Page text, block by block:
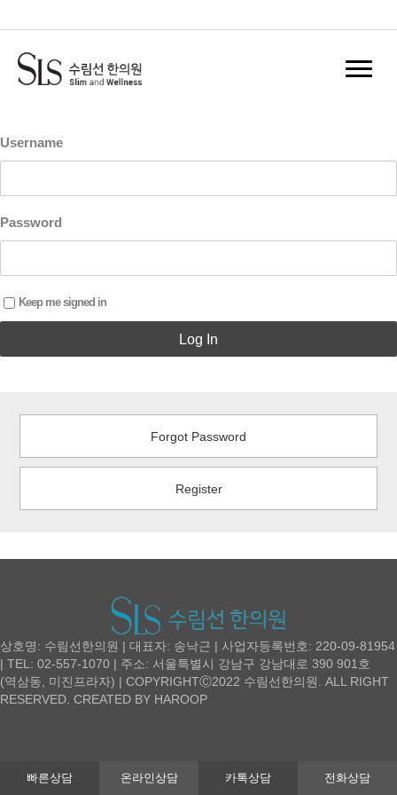
Username
Password
Keep me signed in
Log In
Forgot Password
Register
빠른상담 온라인상담 카톡상담 전화상담
상호명: 수림선한의원 | 대표자: 송낙근 | 사업자등록번호: 220-09-81954
| TEL: 02-557-1070 | 주소: 서울특별시 강남구 강남대로 390 901호
(역삼동, 미진프라자) | COPYRIGHTⒸ2022 수림선한의원. ALL RIGHT
RESERVED. CREATED BY HAROOP